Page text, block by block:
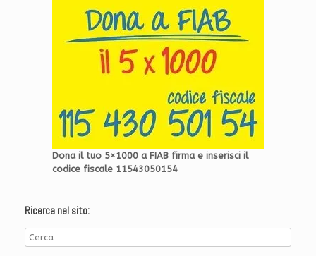
Dona il tuo 5×1000 a FIAB firma e inserisci il
codice fiscale 11543050154
Ricerca nel sito: